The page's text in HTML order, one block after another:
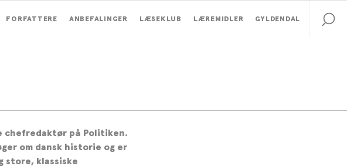
FORFATTERE ANBEFALINGER LÆSEKLUB LÆREMIDLER GYLDENDAL
chefredaktør på Politiken.
om dansk historie og er
store, klassiske